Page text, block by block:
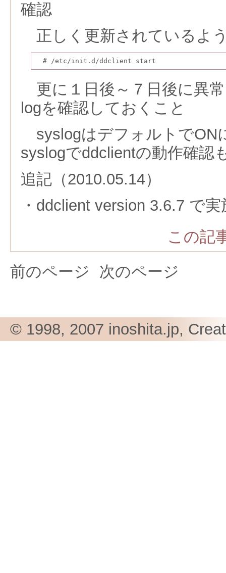
確認
正しく更新されているよ
# /etc/init.d/ddclient start
更に１日後～７日後に異
logを確認しておくこと
syslogはデフォルトでON
syslogでddclientの動作確認
追記（2010.05.14）
・ddclient version 3.6.7 で実
この記
前のページ
次のページ
© 1998, 2007 inoshita.jp,